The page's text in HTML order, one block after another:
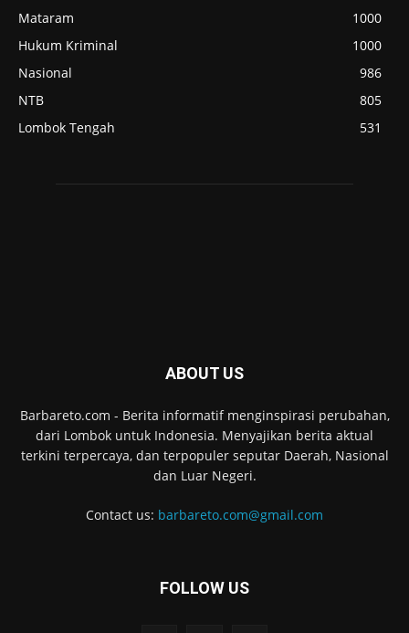
Mataram
1000
Hukum Kriminal
1000
Nasional
986
NTB
805
Lombok Tengah
531
ABOUT US
Barbareto.com - Berita informatif menginspirasi perubahan,
dari Lombok untuk Indonesia. Menyajikan berita aktual
terkini terpercaya, dan terpopuler seputar Daerah, Nasional
dan Luar Negeri.
Contact us: barbareto.com@gmail.com
FOLLOW US